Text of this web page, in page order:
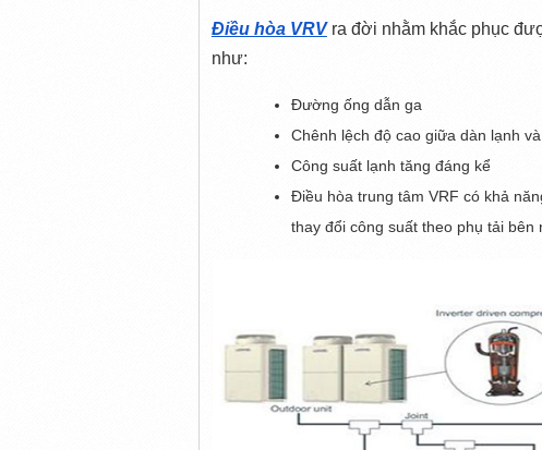
Điều hòa VRV ra đời nhằm khắc phục
như:
Đường ống dẫn ga
Chênh lệch độ cao giữa dàn lạnh
Công suất lạnh tăng đáng kể
Điều hòa trung tâm VRF có khả
thay đổi công suất theo phụ tải bên